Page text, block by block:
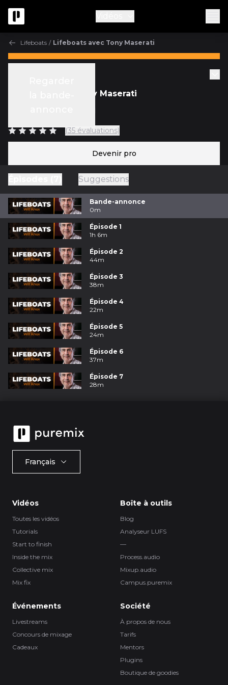
Lifeboats / Lifeboats avec Tony Maserati
Lifeboats avec Tony Maserati
(35 évaluations)
Devenir pro
Suggestions
Bande-annonce
0m
Épisode 1
1h 6m
Épisode 2
44m
Épisode 3
38m
Épisode 4
22m
Épisode 5
24m
Épisode 6
37m
Épisode 7
28m
Français
Vidéos
Toutes les vidéos
Tutorials
Start to finish
Inside the mix
Collective mix
Mix fix
Boîte à outils
Blog
Analyseur LUFS
—
Process.audio
Mixup.audio
Campus.puremix
Événements
Livestreams
Concours de mixage
Cadeaux
Société
À propos de nous
Tarifs
Mentors
Plugins
Boutique de goodies